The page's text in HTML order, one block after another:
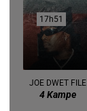
17h51
17h51
JOE DWET FILE
4 Kampe